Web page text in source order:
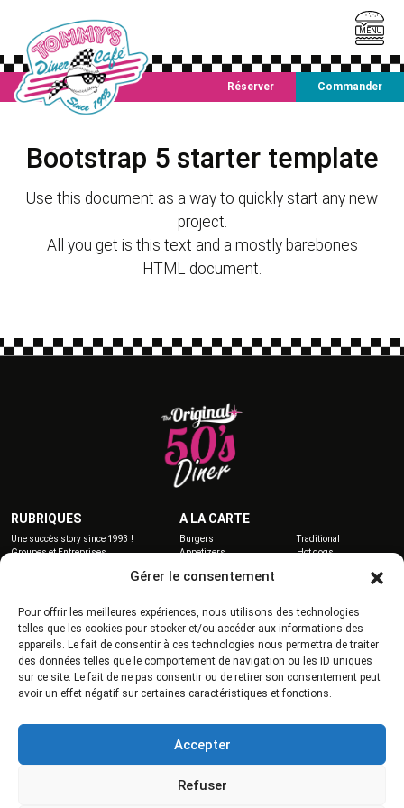
Gérer le consentement
Pour offrir les meilleures expériences, nous utilisons des technologies
telles que les cookies pour stocker et/ou accéder aux informations des
appareils. Le fait de consentir à ces technologies nous permettra de traiter
des données telles que le comportement de navigation ou les ID uniques
sur ce site. Le fait de ne pas consentir ou de retirer son consentement peut
avoir un effet négatif sur certaines caractéristiques et fonctions.
Accepter
Refuser
MENU
Histoire & valeurs
News
Fidelité
Devenir franchisé
Nous rejoindre
Réserver Commander
Bootstrap 5 starter template
Use this document as a way to quickly start any new
project.
All you get is this text and a mostly barebones
HTML document.
RUBRIQUES
Une succès story since 1993 !
Groupes et Entreprises
A LA CARTE
Burgers
Appetizers
Salads
Traditional
Hot dogs
NOS RESTAURANTS
Tommy’s Donut Quiz
Labège (31)
City Toulouse (31)
Avignon – Le Pontet (84)
Angers-Beaucouzé (49)
Lyon-Vaulx en Velin (69)
Montauban (82)
Moulins-les-Metz (57)